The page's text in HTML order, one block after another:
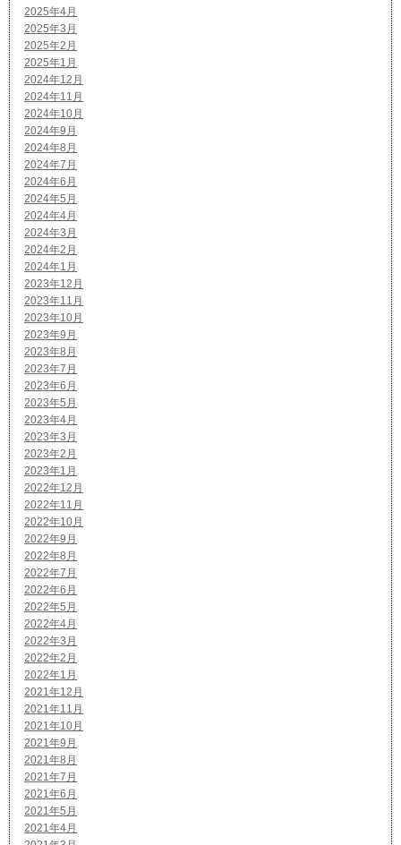
2025年4月
2025年3月
2025年2月
2025年1月
2024年12月
2024年11月
2024年10月
2024年9月
2024年8月
2024年7月
2024年6月
2024年5月
2024年4月
2024年3月
2024年2月
2024年1月
2023年12月
2023年11月
2023年10月
2023年9月
2023年8月
2023年7月
2023年6月
2023年5月
2023年4月
2023年3月
2023年2月
2023年1月
2022年12月
2022年11月
2022年10月
2022年9月
2022年8月
2022年7月
2022年6月
2022年5月
2022年4月
2022年3月
2022年2月
2022年1月
2021年12月
2021年11月
2021年10月
2021年9月
2021年8月
2021年7月
2021年6月
2021年5月
2021年4月